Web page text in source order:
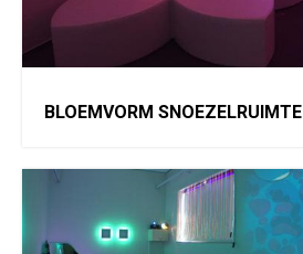
BLOEMVORM SNOEZELRUIMTE